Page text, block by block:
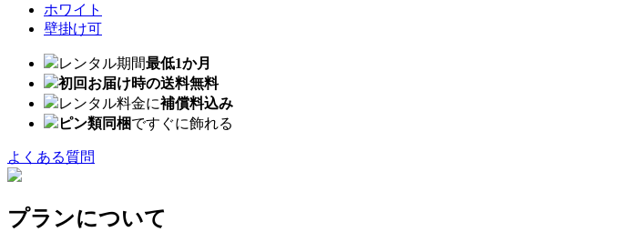
ホワイト
壁掛け可
レンタル期間最低1か月
初回お届け時の送料無料
レンタル料金に補償料込み
ピン類同梱ですぐに飾れる
よくある質問
プランについて